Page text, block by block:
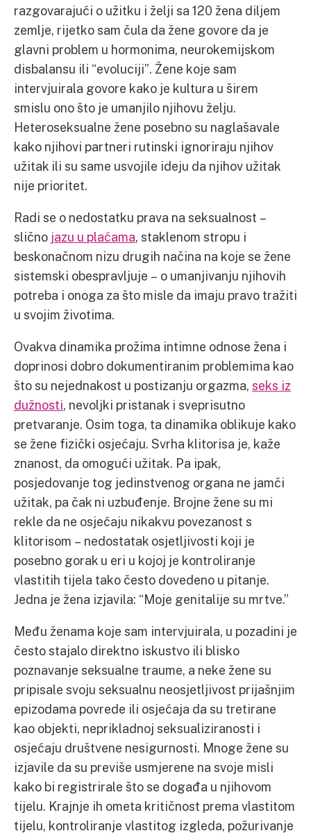
razgovarajući o užitku i želji sa 120 žena diljem
zemlje, rijetko sam čula da žene govore da je
glavni problem u hormonima, neurokemijskom
disbalansu ili “evoluciji”. Žene koje sam
intervjuirala govore kako je kultura u širem
smislu ono što je umanjilo njihovu želju.
Heteroseksualne žene posebno su naglašavale
kako njihovi partneri rutinski ignoriraju njihov
užitak ili su same usvojile ideju da njihov užitak
nije prioritet.
Radi se o nedostatku prava na seksualnost –
slično jazu u plaćama, staklenom stropu i
beskonačnom nizu drugih načina na koje se žene
sistemski obespravljuje – o umanjivanju njihovih
potreba i onoga za što misle da imaju pravo tražiti
u svojim životima.
Ovakva dinamika prožima intimne odnose žena i
doprinosi dobro dokumentiranim problemima kao
što su nejednakost u postizanju orgazma, seks iz
dužnosti, nevoljki pristanak i sveprisutno
pretvaranje. Osim toga, ta dinamika oblikuje kako
se žene fizički osjećaju. Svrha klitorisa je, kaže
znanost, da omogući užitak. Pa ipak,
posjedovanje tog jedinstvenog organa ne jamči
užitak, pa čak ni uzbuđenje. Brojne žene su mi
rekle da ne osjećaju nikakvu povezanost s
klitorisom – nedostatak osjetljivosti koji je
posebno gorak u eri u kojoj je kontroliranje
vlastitih tijela tako često dovedeno u pitanje.
Jedna je žena izjavila: “Moje genitalije su mrtve.”
Među ženama koje sam intervjuirala, u pozadini je
često stajalo direktno iskustvo ili blisko
poznavanje seksualne traume, a neke žene su
pripisale svoju seksualnu neosjetljivost prijašnjim
epizodama povrede ili osjećaja da su tretirane
kao objekti, neprikladnoj seksualiziranosti i
osjećaju društvene nesigurnosti. Mnoge žene su
izjavile da su previše usmjerene na svoje misli
kako bi registrirale što se događa u njihovom
tijelu. Krajnje ih ometa kritičnost prema vlastitom
tijelu, kontroliranje vlastitog izgleda, požurivanje